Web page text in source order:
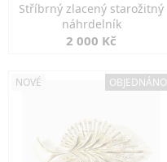
Stříbrný zlacený starožitný
náhrdelník
2 000 Kč
NOVÉ OBJEDNÁNO